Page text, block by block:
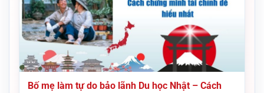
Bố mẹ làm tự do bảo lãnh Du học Nhật – Cách